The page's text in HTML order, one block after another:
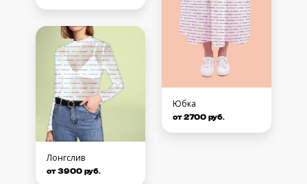
Лонгслив
от 3900 руб.
Юбка
от 2700 руб.